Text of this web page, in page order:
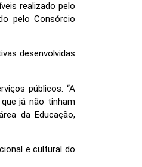
realizado pelo
pelo Consórcio
desenvolvidas
públicos. “A
já não tinham
da Educação,
e cultural do